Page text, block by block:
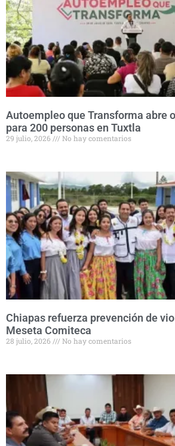
Autoempleo que Transforma abre
para 200 personas en Tuxtla
29 julio, 2026 No hay comentarios
Chiapas refuerza prevención de
Meseta Comiteca
28 julio, 2026 No hay comentarios